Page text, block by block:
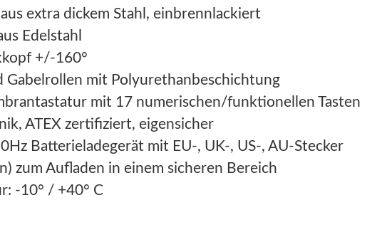
extra dickem Stahl, einbrennlackiert
Edelstahl
+/-160°
Gabelrollen mit Polyurethanbeschichtung
mit 17 numerischen/funktionellen Tasten
ATEX zertifiziert, eigensicher
Batterieladegerät mit EU-, UK-, US-, AU-Stecker
zum Aufladen in einem sicheren Bereich
-10° / +40° C